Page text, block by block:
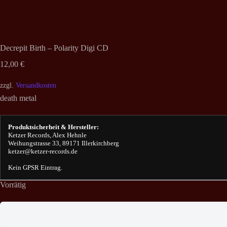
Decrepit Birth – Polarity Digi CD
12,00 €
zzgl. Versandkosten
death metal
Produktsicherheit & Hersteller:
Ketzer Records, Alex Hehnle
Weihungstrasse 33, 89171 Illerkirchberg
ketzer@ketzer-records.de
Kein GPSR Eintrag.
Vorrätig